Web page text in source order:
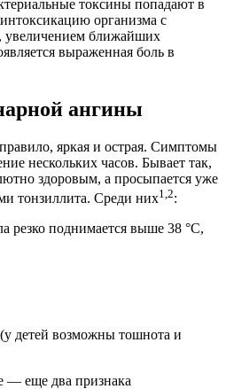
токсины попадают в
организма с
ближайших
выраженная боль в
ангины
яркая и острая. Симптомы
нескольких часов. Бывает так,
здоровым, а просыпается уже
тонзиллита. Среди них1,2:
резко поднимается выше 38 °C,
(у детей возможны тошнота и
— еще два признака